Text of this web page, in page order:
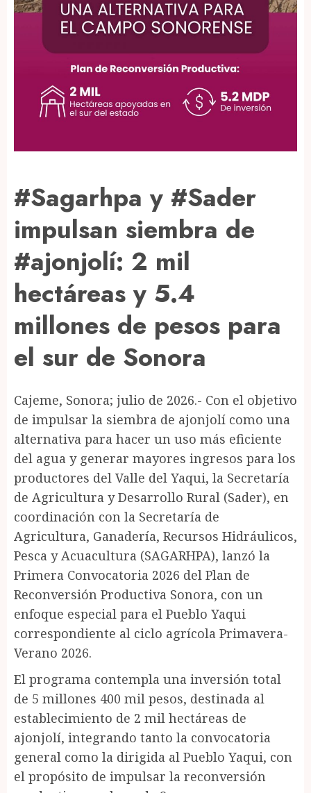
#Sagarhpa y #Sader
impulsan siembra de
#ajonjolí: 2 mil
hectáreas y 5.4
millones de pesos para
el sur de Sonora
Cajeme, Sonora; julio de 2026.- Con el objetivo
de impulsar la siembra de ajonjolí como una
alternativa para hacer un uso más eficiente
del agua y generar mayores ingresos para los
productores del Valle del Yaqui, la Secretaría
de Agricultura y Desarrollo Rural (Sader), en
coordinación con la Secretaría de
Agricultura, Ganadería, Recursos Hidráulicos,
Pesca y Acuacultura (SAGARHPA), lanzó la
Primera Convocatoria 2026 del Plan de
Reconversión Productiva Sonora, con un
enfoque especial para el Pueblo Yaqui
correspondiente al ciclo agrícola Primavera-
Verano 2026.
El programa contempla una inversión total
de 5 millones 400 mil pesos, destinada al
establecimiento de 2 mil hectáreas de
ajonjolí, integrando tanto la convocatoria
general como la dirigida al Pueblo Yaqui, con
el propósito de impulsar la reconversión